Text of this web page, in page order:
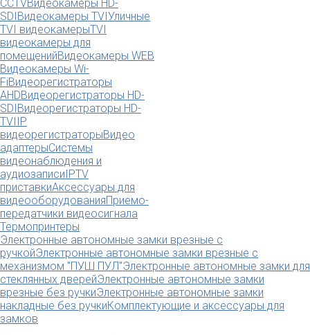
CCTVВидеокамеры HD-
SDIВидеокамеры TVIУличные
TVI видеокамерыTVI
видеокамеры для
помещенийВидеокамеры WEB
Видеокамеры Wi-
FiВидеорегистраторы
AHDВидеорегистраторы HD-
SDIВидеорегистраторы HD-
TVI IP
видеорегистраторыВидео
адаптерыСистемы
видеонаблюдения и
аудиозаписиIPTV
приставкиАксессуары для
видеооборудованияПриемо-
передатчики видеосигнала
Термопринтеры
Электронные автономные замки врезные с
ручкойЭлектронные автономные замки врезные с
механизмом "ПУШ ПУЛ"Электронные автономные замки для
стеклянных дверейЭлектронные автономные замки
врезные без ручкиЭлектронные автономные замки
накладные без ручкиКомплектующие и аксессуары для
замков